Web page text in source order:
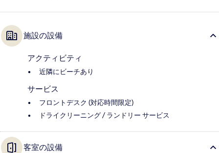
施設の設備
アクティビティ
近隣にビーチあり
サービス
フロントデスク (対応時間限定)
ドライクリーニング / ランドリー サービス
客室の設備